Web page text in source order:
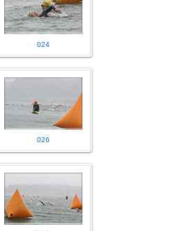
024
026